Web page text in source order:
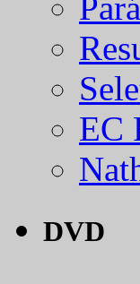
EC
DVD